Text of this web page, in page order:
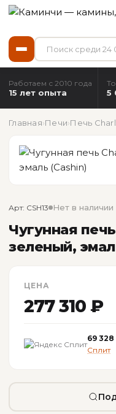
Работаем с 2010 года
15 лет опыта 5
Главная›Печи›Печь
Арт: CSH13 Нет в наличии
Чугунная
зеленый,
ЦЕНА
277 310 ₽
69 328
Сплит